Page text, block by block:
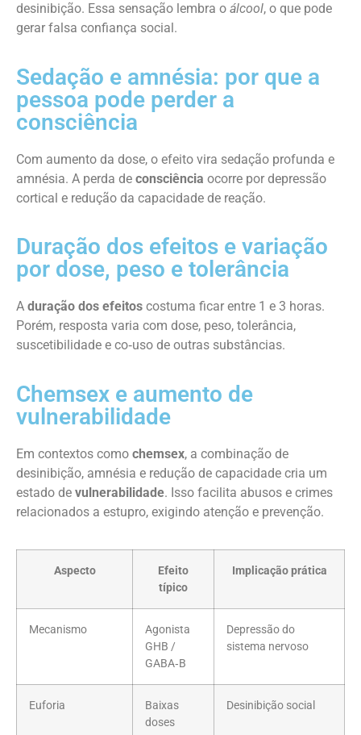
desinibição. Essa sensação lembra o álcool, o que pode
gerar falsa confiança social.
Sedação e amnésia: por que a
pessoa pode perder a
consciência
Com aumento da dose, o efeito vira sedação profunda e
amnésia. A perda de consciência ocorre por depressão
cortical e redução da capacidade de reação.
Duração dos efeitos e variação
por dose, peso e tolerância
A duração dos efeitos costuma ficar entre 1 e 3 horas.
Porém, resposta varia com dose, peso, tolerância,
suscetibilidade e co‑uso de outras substâncias.
Chemsex e aumento de
vulnerabilidade
Em contextos como chemsex, a combinação de
desinibição, amnésia e redução de capacidade cria um
estado de vulnerabilidade. Isso facilita abusos e crimes
relacionados a estupro, exigindo atenção e prevenção.
Aspecto
Efeito
típico
Implicação prática
Mecanismo
Agonista
GHB /
GABA‑B
Depressão do
sistema nervoso
Euforia
Baixas
doses
Desinibição social